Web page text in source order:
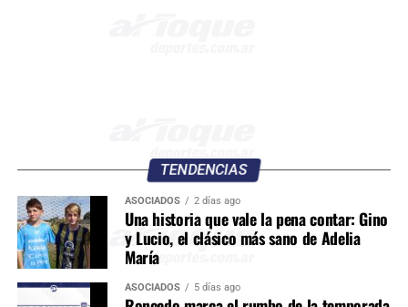
TENDENCIAS
ASOCIADOS 2 días ago
Una historia que vale la pena contar: Gino
y Lucio, el clásico más sano de Adelia
María
ASOCIADOS 5 días ago